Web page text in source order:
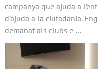
campanya que ajuda a
d’ajuda a la ciutadania.
demanat als clubs e …